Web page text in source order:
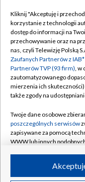
Abonament TVP
Emisja w TVP
Centrum informacji
Naziemna
Rada Programowa
System NOS
Informacje o
Program dla prasy
Kliknij "Akceptuję i
korzystanie z technologii
dostęp do informacji na
przechowywanie oraz na
nas, czyli Telewizję Polską
Zaufanych Partnerów z
Partnerów TVP (93 firm), w
zautomatyzowanego
mierzenia ich
także zgody na
Twoje dane osobowe
poszczególnych serwisów
zapisywane za pomocą
WWW lub innych
ruchu w Internecie.